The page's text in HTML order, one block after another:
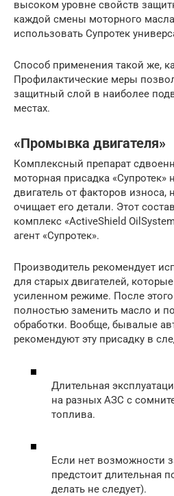
высоком уровне свойств
каждой смены моторного
использовать Супротек
Способ применения такой же,
Профилактические меры
защитный слой в наиболее
местах.
«Промывка двигателя»
Комплексный препарат
моторная присадка «Супротек»
двигатель от факторов износа,
очищает его детали. Этот
комплекс «ActiveShield
агент «Супротек».
Производитель рекомендует
для старых двигателей,
усиленном режиме. После
полностью заменить масло и
обработки. Вообще, бывалые
рекомендуют эту присадку в
Длительная
на разных АЗС с
топлива.
Если нет возможности
предстоит длительная
делать не следует).